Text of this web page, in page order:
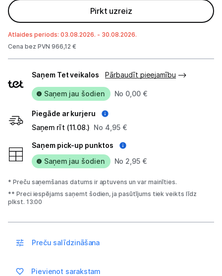
Blogs
Piegāde un apmaksa
Tehnikas izvešana
Uzņēmumiem
Kontakti
Informācija
Pirkt uzreiz
Atlaides periods: 03.08.2026. - 30.08.2026.
Cena bez PVN 966,12 €
veidi
Saņem Tet veikalos Pārbaudīt pieejamību
Saņem jau šodien No 0,00 €
Piegāde ar kurjeru
Saņem rīt (11.08.) No 4,95 €
Saņem pick-up punktos
Saņem jau šodien
No 2,95 €
* Preču saņemšanas datums ir aptuvens un var mainīties.
** Preci iespējams saņemt šodien, ja pasūtījums tiek veikts līdz
plkst. 13:00
Preču salīdzināšana
Pievienot sarakstam